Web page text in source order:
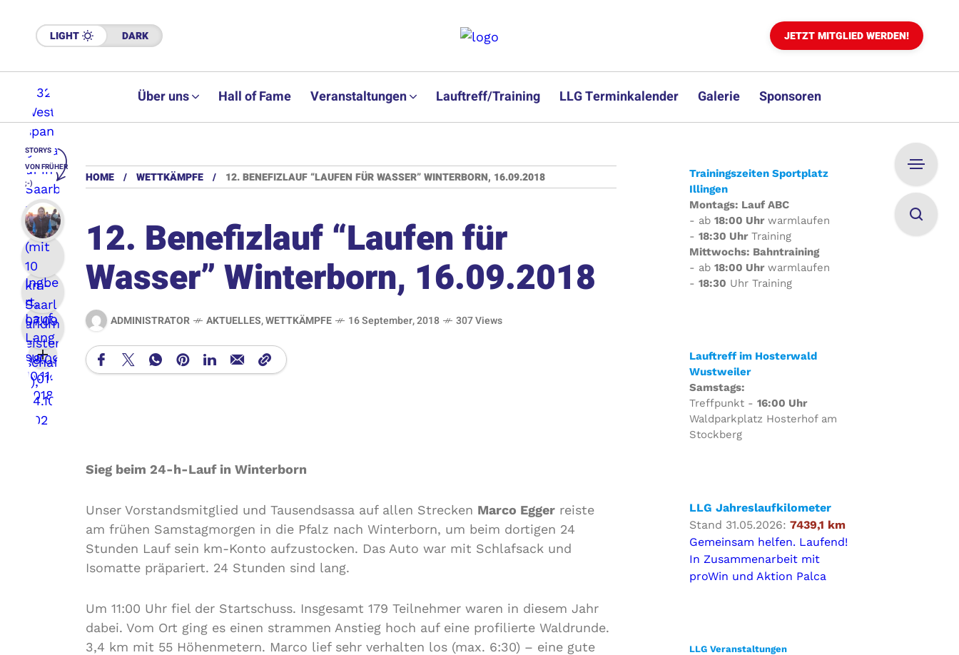
LIGHT DARK JETZT MITGLIED WERDEN!
Über uns Hall of Fame Veranstaltungen Lauftreff/Training LLG Terminkalender Galerie Sponsoren
HOME WETTKÄMPFE 12. BENEFIZLAUF “LAUFEN FÜR WASSER” WINTERBORN, 16.09.2018
12. Benefizlauf “Laufen für
Wasser” Winterborn, 16.09.2018
ADMINISTRATOR AKTUELLES,WETTKÄMPFE 16 September, 2018 307 Views
Sieg beim 24-h-Lauf in Winterborn
Unser Vorstandsmitglied und Tausendsassa auf allen Strecken Marco Egger reiste
am frühen Samstagmorgen in die Pfalz nach Winterborn, um beim dortigen 24
Stunden Lauf sein km-Konto aufzustocken. Das Auto war mit Schlafsack und
Isomatte präpariert. 24 Stunden sind lang.
Um 11:00 Uhr fiel der Startschuss. Insgesamt 179 Teilnehmer waren in diesem Jahr
dabei. Vom Ort ging es einen strammen Anstieg hoch auf eine profilierte Waldrunde.
3,4 km mit 55 Höhenmetern. Marco lief sehr verhalten los (max. 6:30) – eine gute
Trainingszeiten Sportplatz
Illingen
Montags: Lauf ABC
- ab 18:00 Uhrwarmlaufen
- 18:30 UhrTraining
Mittwochs: Bahntraining
- ab 18:00 Uhrwarmlaufen
- 18:30 Uhr Training
Lauftreff im Hosterwald
Wustweiler
Samstags:
Treffpunkt - 16:00 Uhr
Waldparkplatz Hosterhof am
Stockberg
LLG Jahreslaufkilometer
Stand 31.05.2026: 7439,1 km
Gemeinsam helfen. Laufend!
In Zusammenarbeit mit
proWin und Aktion Palca
LLG Veranstaltungen
STORYS
VON FRÜHER
;-)